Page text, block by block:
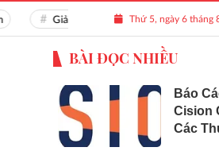
Giải bài toán nguồn nhân lực chất lượng
Thứ 5, ngày 6 tháng
BÀI ĐỌC NHIỀU
Báo
Cision
Các